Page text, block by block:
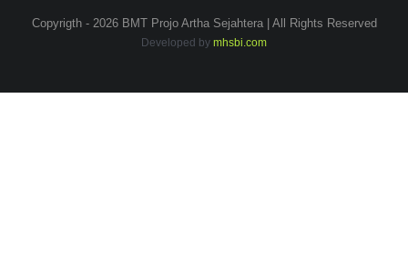
Copyrigth - 2026 BMT Projo Artha Sejahtera | All Rights Reserved
Developed by mhsbi.com